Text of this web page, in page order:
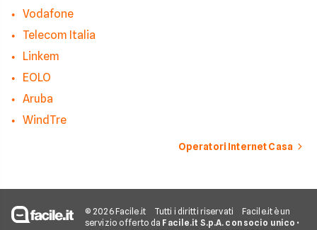
Vodafone
Telecom Italia
Linkem
EOLO
Aruba
WindTre
Operatori Internet Casa
© 2026 Facile.it Tutti i diritti riservati
Facile.it è un
servizio offerto da Facile.it S.p.A. con socio unico •